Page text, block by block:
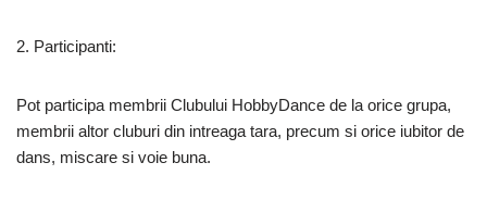
2. Participanti:
Pot participa membrii Clubului HobbyDance de la orice grupa,
membrii altor cluburi din intreaga tara, precum si orice iubitor de
dans, miscare si voie buna.